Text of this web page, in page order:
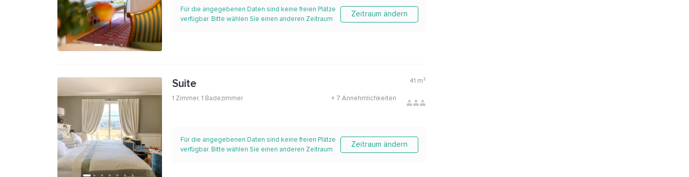
Für die angegebenen Daten sind keine freien Plätze
verfügbar. Bitte wählen Sie einen anderen Zeitraum
Zeitraum ändern
Suite 41 m²
1 Zimmer, 1 Badezimmer + 7 Annehmlichkeiten
Für die angegebenen Daten sind keine freien Plätze
verfügbar. Bitte wählen Sie einen anderen Zeitraum
Zeitraum ändern